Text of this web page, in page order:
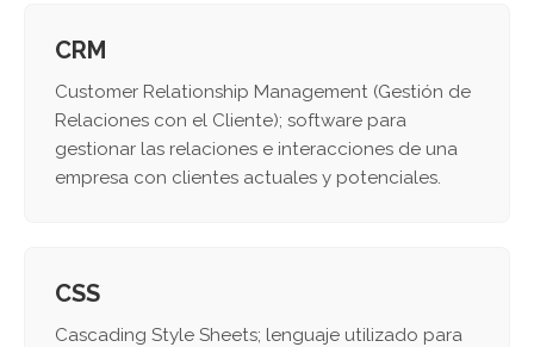
CRM
Customer Relationship Management (Gestión de
Relaciones con el Cliente); software para
gestionar las relaciones e interacciones de una
empresa con clientes actuales y potenciales.
CSS
Cascading Style Sheets; lenguaje utilizado para